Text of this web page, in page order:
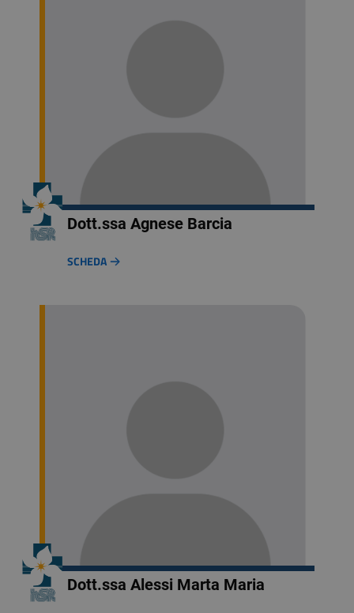
Dott.ssa Agnese Barcia
SCHEDA
Dott.ssa Alessi Marta Maria